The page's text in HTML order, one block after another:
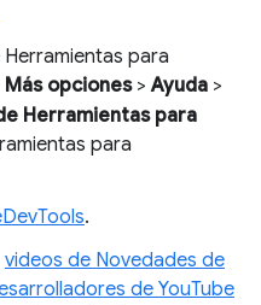
para
Más opciones>Ayuda >
Herramientas para
para
.
videos de Novedades de
de YouTube